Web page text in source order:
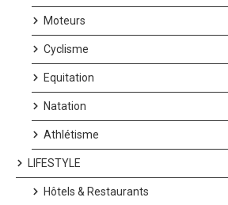
Moteurs
Cyclisme
Equitation
Natation
Athlétisme
LIFESTYLE
Hôtels & Restaurants